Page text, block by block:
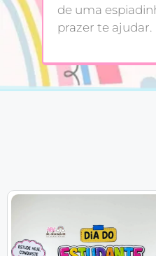
de uma
prazer te ajudar.